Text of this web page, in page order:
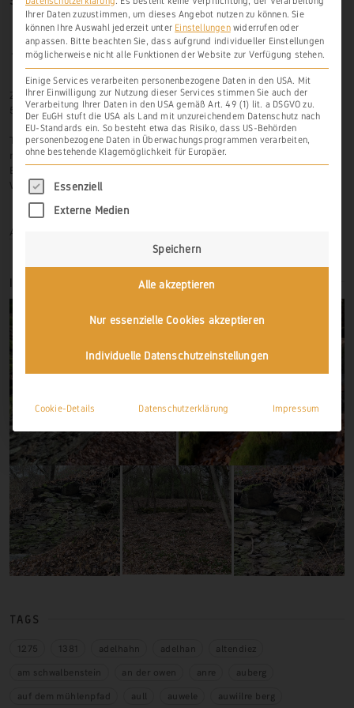
Zur Hasenlay 10
56379 Scheidt
Tel.: 06439-326 523
mobil: 0171-3445599
Email: info@weinbau-an-der-lahn.de
Web:www.weinbau-an-der-lahn.de
Anmelden
TAGS
1275 1381 adelhahn adelhan
altendiez
am schwalbenstein
an der owen anre
auberg
auf dem mühlenpfad
aull auwele auwiilre berg
Ihrer Daten zuzustimmen, um dieses Angebot nutzen zu können. Sie
können Ihre Auswahl jederzeit unter Einstellungenwiderrufen oder
anpassen. Bitte beachten Sie, dass aufgrund individueller Einstellungen
möglicherweise nicht alle Funktionen der Website zur Verfügung stehen.
Einige Services verarbeiten personenbezogene Daten in den USA. Mit
Ihrer Einwilligung zur Nutzung dieser Services stimmen Sie auch der
Verarbeitung Ihrer Daten in den USA gemäß Art. 49 (1) lit. a DSGVO zu.
Der EuGH stuft die USA als Land mit unzureichendem Datenschutz nach
EU-Standards ein. So besteht etwa das Risiko, dass US-Behörden
personenbezogene Daten in Überwachungsprogrammen verarbeiten,
ohne bestehende Klagemöglichkeit für Europäer.
Es folgt eine Liste der Service-Gruppen, für
Essenziell
Externe Medien
Speichern
Alle akzeptieren
Nur essenzielle Cookies akzeptieren
Individuelle Datenschutzeinstellungen
Cookie-Details Datenschutzerklärung Impressum